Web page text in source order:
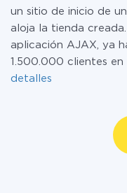
un sitio de inicio de
aloja la tienda
aplicación AJAX, ya
1.500.000 clientes en
detalles